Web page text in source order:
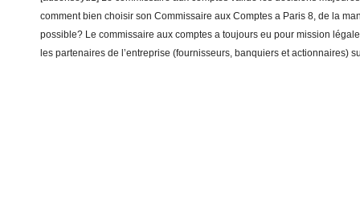
comment bien choisir son Commissaire aux Comptes a Paris 8, de la
possible? Le commissaire aux comptes a toujours eu pour mission
les partenaires de l’entreprise (fournisseurs, banquiers et actionnaires)